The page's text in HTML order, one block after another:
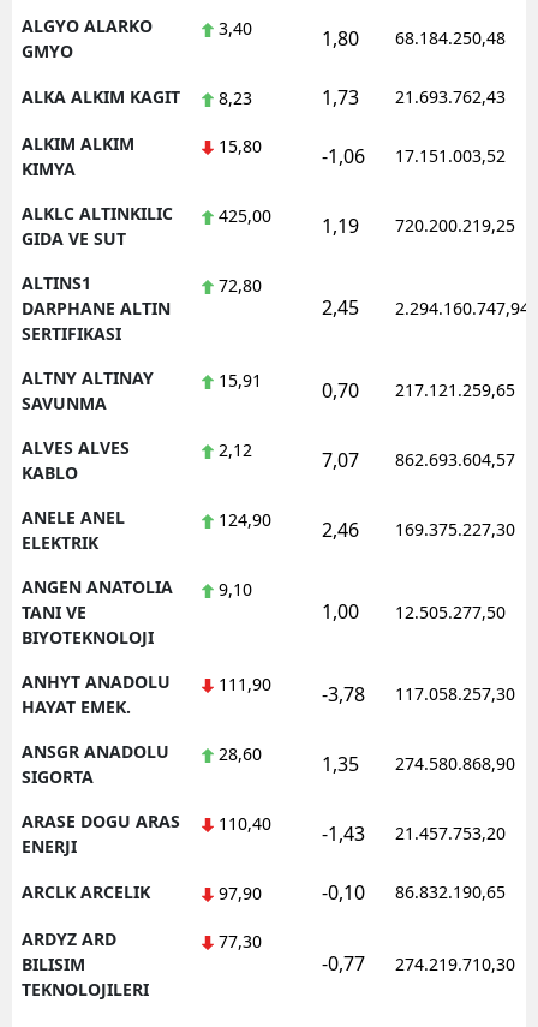
ALGYO ALARKO
GMYO
3,40 1,80 68.184.250,48
ALKA ALKIM KAGIT 8,23 1,73 21.693.762,43
ALKIM ALKIM
KIMYA
15,80 -1,06 17.151.003,52
ALKLC ALTINKILIC
GIDA VE SUT
425,00 1,19 720.200.219,25
ALTINS1
DARPHANE ALTIN
SERTIFIKASI
72,80
2,45 2.294.160.747,94
ALTNY ALTINAY
SAVUNMA
15,91 0,70 217.121.259,65
ALVES ALVES
KABLO
2,12 7,07 862.693.604,57
ANELE ANEL
ELEKTRIK
124,90 2,46 169.375.227,30
ANGEN ANATOLIA
TANI VE
BIYOTEKNOLOJI
9,10
1,00 12.505.277,50
ANHYT ANADOLU
HAYAT EMEK.
111,90 -3,78 117.058.257,30
ANSGR ANADOLU
SIGORTA
28,60 1,35 274.580.868,90
ARASE DOGU ARAS
ENERJI
110,40 -1,43 21.457.753,20
ARCLK ARCELIK 97,90 -0,10 86.832.190,65
ARDYZ ARD
BILISIM
TEKNOLOJILERI
77,30
-0,77 274.219.710,30